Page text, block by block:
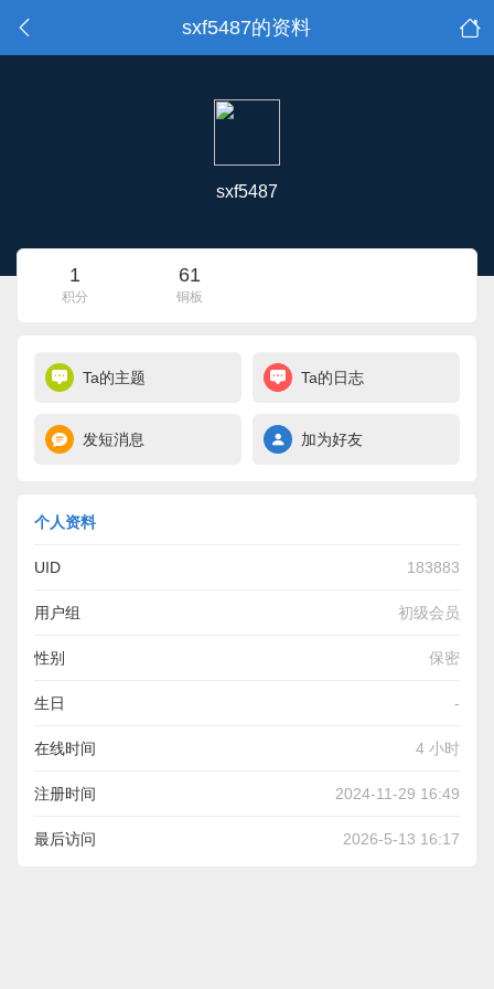
sxf5487的资料
sxf5487
1
积分
61
铜板
Ta的主题 Ta的日志
发短消息 加为好友
个人资料
UID 183883
用户组 初级会员
性别 保密
生日 -
在线时间 4 小时
注册时间 2024-11-29 16:49
最后访问 2026-5-13 16:17